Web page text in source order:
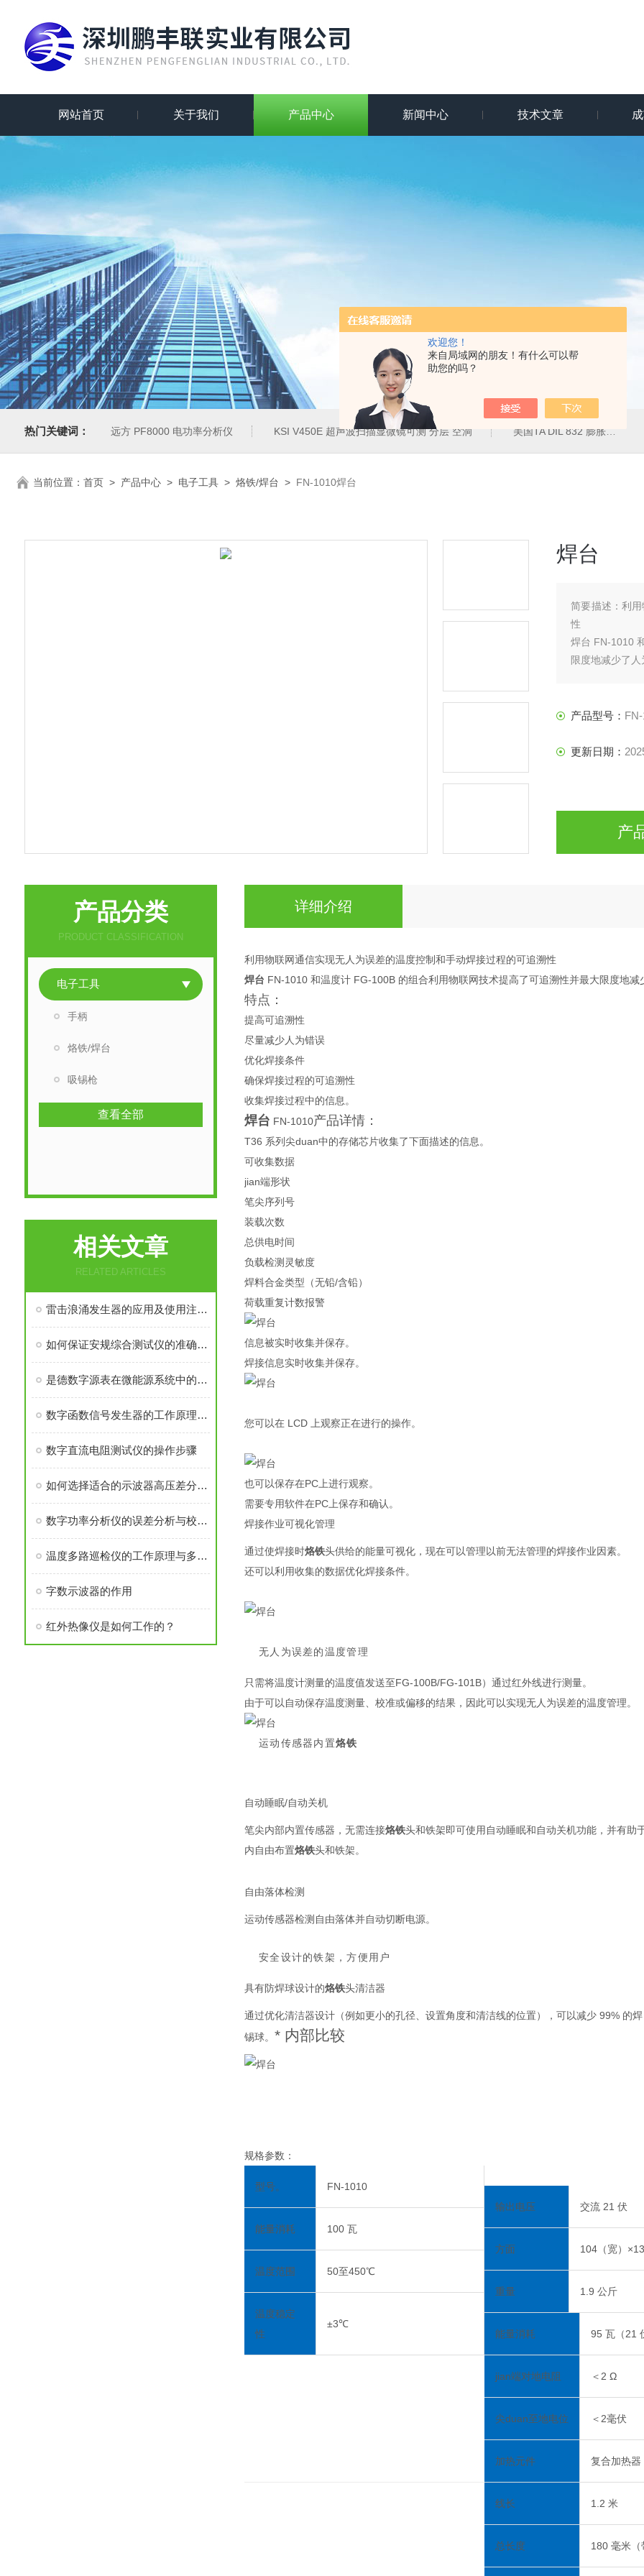
欢迎您！
来自局域网的朋友！有什么可以帮
助您的吗？
网站首页 关于我们 产品中心 新闻中心 技术文章
热门关键词： 远方 PF8000 电功率分析仪 KSI V450E 超声波扫描显微镜可测 分层 空洞 美国TA DIL 832 膨胀仪
当前位置： 首页 > 产品中心 > 电子工具 > 烙铁/焊台 > FN-1010焊台
焊台
简要描述：利
性
焊台 FN-1010
限度地减少了
产品型号：
更新日期：
产
产品分类
PRODUCT CLASSIFICATION
电子工具
手柄
烙铁/焊台
吸锡枪
查看全部
相关文章
RELATED ARTICLES
雷击浪涌发生器的应用及使用注意事项
如何保证安规综合测试仪的准确性和可靠性？
是德数字源表在微能源系统中的能源管理与优化
数字函数信号发生器的工作原理与波形输出技术解析
数字直流电阻测试仪的操作步骤
如何选择适合的示波器高压差分探头？
数字功率分析仪的误差分析与校准技术
温度多路巡检仪的工作原理与多点温度实时监测应用
字数示波器的作用
红外热像仪是如何工作的？
详细介绍
利用物联网通信实现无人为误差的温度控制和手动焊接过程的可追溯性
焊台 FN-1010 和温度计 FG-100B 的组合利用物联网技术提高了可追溯性并最大限度地
特点：
提高可追溯性
尽量减少人为错误
优化焊接条件
确保焊接过程的可追溯性
收集焊接过程中的信息。
焊台 FN-1010产品详情：
T36 系列尖duan中的存储芯片收集了下面描述的信息。
可收集数据
jian端形状
笔尖序列号
装载次数
总供电时间
负载检测灵敏度
焊料合金类型（无铅/含铅）
荷载重复计数报警
信息被实时收集并保存。
焊接信息实时收集并保存。
您可以在 LCD 上观察正在进行的操作。
也可以保存在PC上进行观察。
需要专用软件在PC上保存和确认。
焊接作业可视化管理
通过使焊接时烙铁头供给的能量可视化，现在可以管理以前无法管理的焊接作业因素。
还可以利用收集的数据优化焊接条件。
无人为误差的温度管理
只需将温度计测量的温度值发送至FG-100B/FG-101B）通过红外线进行测量。
由于可以自动保存温度测量、校准或偏移的结果，因此可以实现无人为误差的温度管理。
运动传感器内置烙铁
自动睡眠/自动关机
笔尖内部内置传感器，无需连接烙铁头和铁架即可使用自动睡眠和自动关机功能，并有助
内自由布置烙铁头和铁架。
自由落体检测
运动传感器检测自由落体并自动切断电源。
安全设计的铁架，方便用户
具有防焊球设计的烙铁头清洁器
通过优化清洁器设计（例如更小的孔径、设置角度和清洁线的位置），可以减少 99% 的焊
锡球。* 内部比较
规格参数：
型号。 FN-1010
能量消耗 100 瓦
温度范围 50至450℃
温度稳定
性
±3℃
输出电压 交流 21 伏
方面 104（宽）
重量 1.9 公斤
能量消耗 95 瓦（21
jian端对地电阻 ＜2 Ω
尖duan至地电位 ＜2毫伏
加热元件 复合加热器
线长 1.2 米
总长度 180 毫米